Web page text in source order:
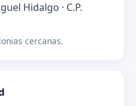
Hidalgo · C.P.
cercanas.